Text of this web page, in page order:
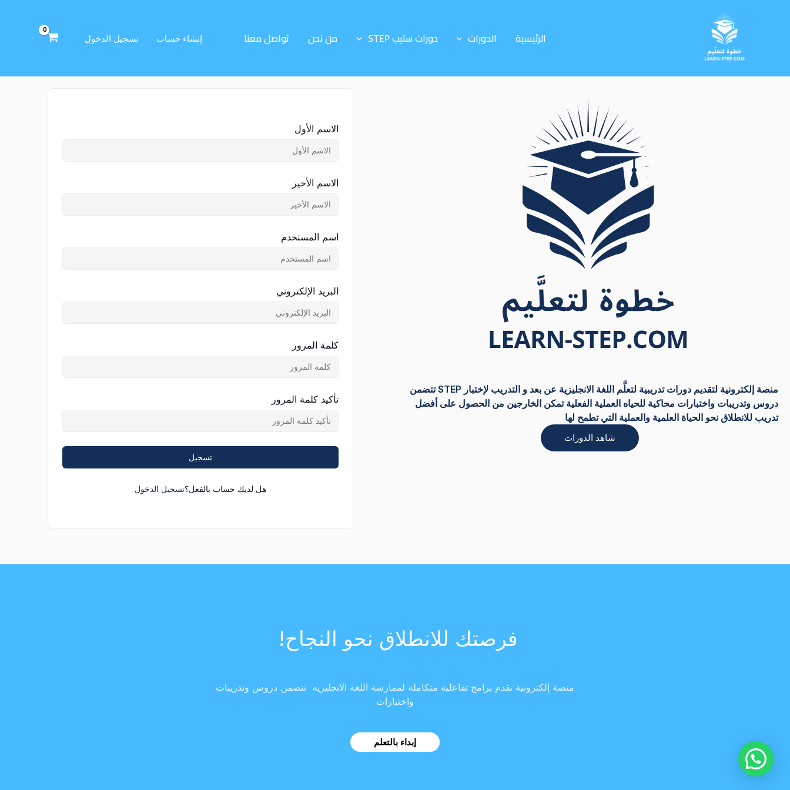
الرئيسية الدورات دورات ستيب STEP من نحن تواصل معنا إنشاء حساب تسجيل الدخول
منصة إلكترونية لتقديم دورات تدريبية لتعلَّم اللغة الانجليزية عن بعد و التدريب لإختبار STEP تتضمن
دروس وتدريبات واختبارات محاكية للحياه العملية الفعلية تمكن الخارجين من الحصول على أفضل
تدريب للانطلاق نحو الحياة العلمية والعملية التي تطمح لها
شاهد الدورات
الاسم الأول
الاسم الأخير
اسم المستخدم
البريد الإلكتروني
كلمة المرور
تأكيد كلمة المرور
تسجيل
هل لديك حساب بالفعل؟تسجيل الدخول
فرصتك للانطلاق نحو النجاح!
منصة إلكترونية تقدم برامج تفاعلية متكاملة لممارسة اللغة الانجليزيه تتضمن دروس وتدريبات
واختبارات
إبداء بالتعلم